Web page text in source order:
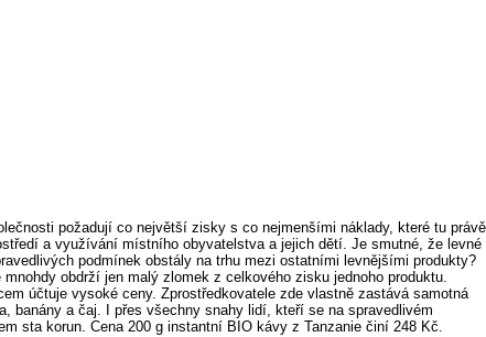
požadují co největší zisky s co nejmenšími náklady, které tu právě
a využívání místního obyvatelstva a jejich dětí. Je smutné, že levné
podmínek obstály na trhu mezi ostatními levnějšími produkty?
obdrží jen malý zlomek z celkového zisku jednoho produktu.
účtuje vysoké ceny. Zprostředkovatele zde vlastně zastává samotná
banány a čaj. I přes všechny snahy lidí, kteří se na spravedlivém
sta korun. Cena 200 g instantní BIO kávy z Tanzanie činí 248 Kč.